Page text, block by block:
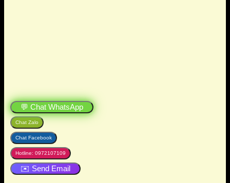
💬 Chat WhatsApp
Chat Zalo
Chat Facebook
Hotline: 0972107109
✉️ Send Email